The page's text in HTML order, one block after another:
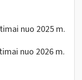
nuo 2025 m.
nuo 2026 m.